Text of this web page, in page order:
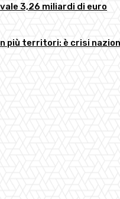
3,26 miliardi di euro
più territori: è crisi